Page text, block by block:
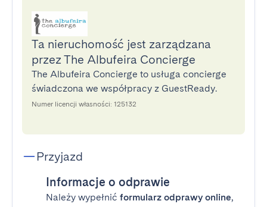
Ta nieruchomość jest zarządzana
przez The Albufeira Concierge
The Albufeira Concierge to usługa concierge
świadczona we współpracy z GuestReady.
Numer licencji własności: 125132
Przyjazd
Informacje o odprawie
Należy wypełnić formularz odprawy online,